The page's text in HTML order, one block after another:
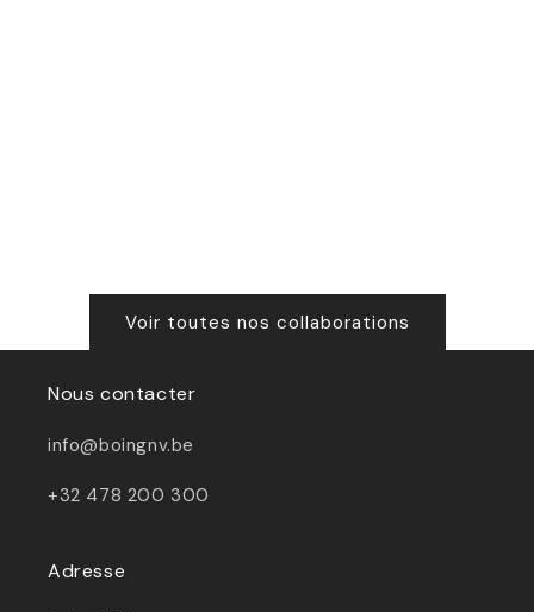
Voir toutes nos collaborations
Nous contacter
info@boingnv.be
+32 478 200 300
Adresse